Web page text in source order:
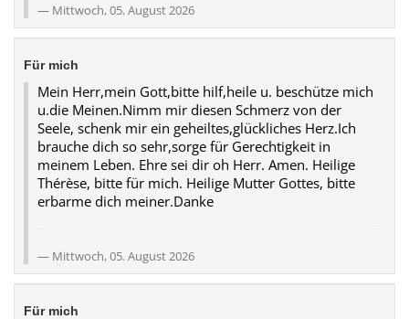
Mittwoch, 05. August 2026
Für mich
Mein Herr,mein Gott,bitte hilf,heile u. beschütze mich
u.die Meinen.Nimm mir diesen Schmerz von der
Seele, schenk mir ein geheiltes,glückliches Herz.Ich
brauche dich so sehr,sorge für Gerechtigkeit in
meinem Leben. Ehre sei dir oh Herr. Amen. Heilige
Thérèse, bitte für mich. Heilige Mutter Gottes, bitte
erbarme dich meiner.Danke
Mittwoch, 05. August 2026
Für mich